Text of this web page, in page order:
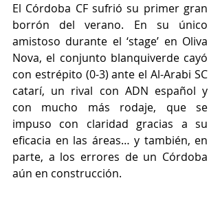
El Córdoba CF sufrió su primer gran
borrón del verano. En su único
amistoso durante el ‘stage’ en Oliva
Nova, el conjunto blanquiverde cayó
con estrépito (0-3) ante el Al-Arabi SC
catarí, un rival con ADN español y
con mucho más rodaje, que se
impuso con claridad gracias a su
eficacia en las áreas… y también, en
parte, a los errores de un Córdoba
aún en construcción.